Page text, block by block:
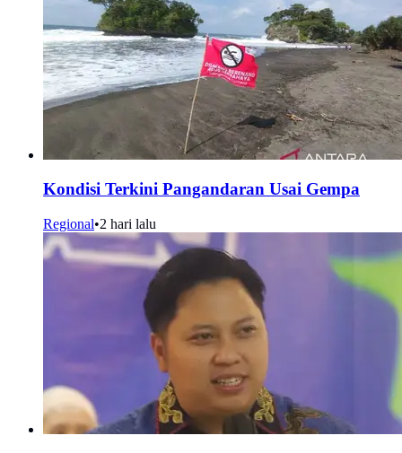
Kondisi Terkini Pangandaran Usai Gempa
Regional•2 hari lalu